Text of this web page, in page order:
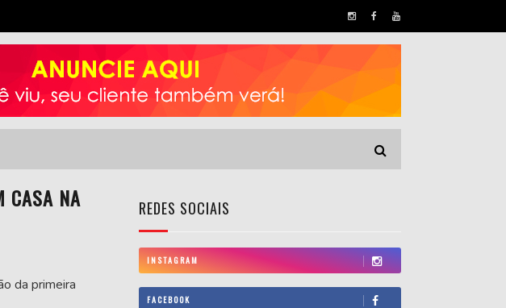
CASA NA
da primeira
REDES SOCIAIS
INSTAGRAM
FACEBOOK